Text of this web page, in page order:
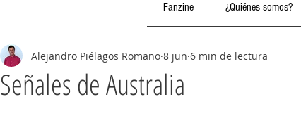
Fanzine ¿Quiénes somos?
Señales de Australia
Alejandro Piélagos Romano 8 jun 6 min de lectura